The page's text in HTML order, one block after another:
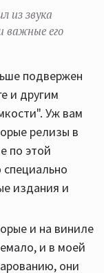
из звука
важные его
подвержен
и другим
Уж вам
релизы в
по этой
издания и
и на виниле
и в моей
они